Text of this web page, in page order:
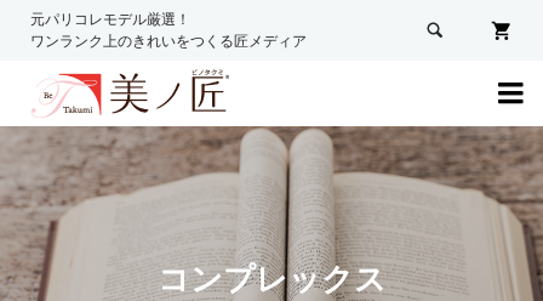
元パリコレモデル厳選！
ワンランク上のきれいをつくる匠メディア


コンプレックス